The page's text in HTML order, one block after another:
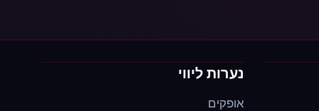
נערות ליווי
אופקים